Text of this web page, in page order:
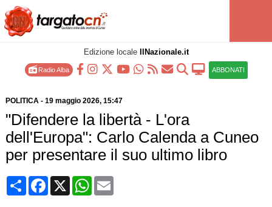
Edizione locale IlNazionale.it
Radio Alba ABBONATI
POLITICA- 19 maggio 2026, 15:47
"Difendere la libertà - L'ora
dell'Europa": Carlo Calenda a Cuneo
per presentare il suo ultimo libro
CondividiFacebook
X WhatsApp
Email